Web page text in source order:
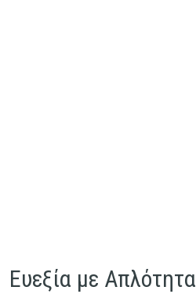
Ευεξία με Απλότητα